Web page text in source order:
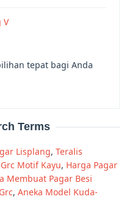
V
tepat bagi Anda
Terms
Lisplang, Teralis
Motif Kayu, Harga Pagar
Membuat Pagar Besi
, Aneka Model Kuda-